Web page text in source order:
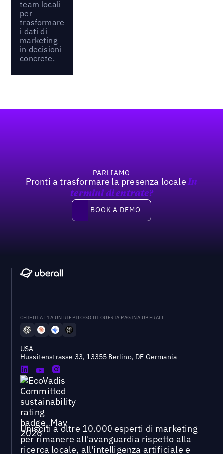
team locali
per
trasformare
i dati di
marketing
in decisioni
concrete.
PARLIAMO
Pronti a trasformare la presenza locale In
termini di entrate?
Book a demo
BOOK A DEMO
CHIEDI A L'IA UN RIEPILOGO DI QUESTA PAGINA UBERALL
USA
Hussitenstrasse 33, 13355 Berlino, DE Germania
Unisciti a oltre 10.000 esperti di marketing
per rimanere all'avanguardia rispetto alla
ricerca locale, all'intelligenza artificiale e